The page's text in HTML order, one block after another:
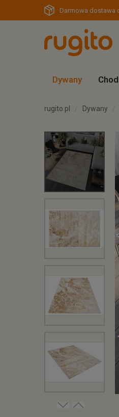
Darmowa dostawa
Dywany
rugito.pl Dywany